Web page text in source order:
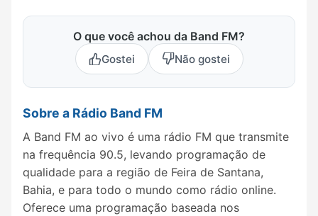
O que você achou da Band FM?
Gostei Não gostei
Sobre a Rádio Band FM
A Band FM ao vivo é uma rádio FM que transmite
na frequência 90.5, levando programação de
qualidade para a região de Feira de Santana,
Bahia, e para todo o mundo como rádio online.
Oferece uma programação baseada nos